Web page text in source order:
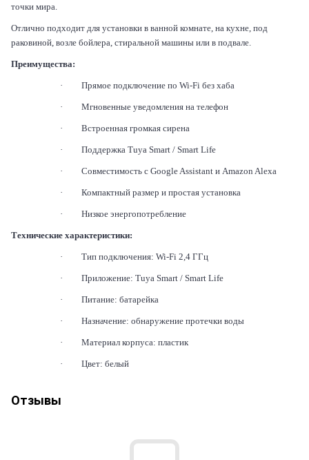
точки мира.
Отлично подходит для установки в ванной комнате, на кухне, под
раковиной, возле бойлера, стиральной машины или в подвале.
Преимущества:
·Прямое подключение по Wi-Fi без хаба
·Мгновенные уведомления на телефон
·Встроенная громкая сирена
·Поддержка Tuya Smart / Smart Life
·Совместимость с Google Assistantи Amazon Alexa
·Компактный размер и простая установка
·Низкое энергопотребление
Технические характеристики:
·Тип подключения: Wi-Fi 2,4 ГГц
·Приложение: Tuya Smart / Smart Life
·Питание: батарейка
·Назначение: обнаружение протечки воды
·Материал корпуса: пластик
·Цвет: белый
Отзывы